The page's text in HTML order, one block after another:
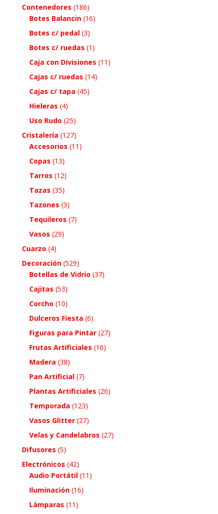
Contenedores (186)
Botes Balancin (16)
Botes c/ pedal (3)
Botes c/ ruedas (1)
Caja con Divisiones (11)
Cajas c/ ruedas (14)
Cajas c/ tapa (45)
Hieleras (4)
Uso Rudo (25)
Cristalería (127)
Accesorios (11)
Copas (13)
Tarros (12)
Tazas (35)
Tazones (3)
Tequileros (7)
Vasos (29)
Cuarzo (4)
Decoración (529)
Botellas de Vidrio (37)
Cajitas (53)
Corcho (10)
Dulceros Fiesta (6)
Figuras para Pintar (27)
Frutas Artificiales (16)
Madera (38)
Pan Artificial (7)
Plantas Artificiales (26)
Temporada (123)
Vasos Glitter (27)
Velas y Candelabros (27)
Difusores (5)
Electrónicos (42)
Audio Portátil (11)
Iluminación (16)
Lámparas (11)